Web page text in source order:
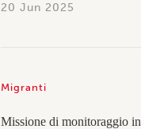
20 Jun 2025
Migranti
Missione di monitoraggio in